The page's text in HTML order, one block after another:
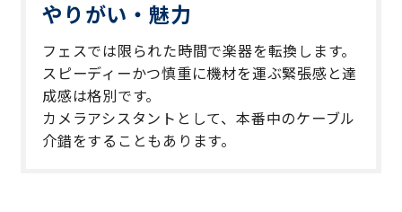
やりがい・魅力
フェスでは限られた時間で楽器を転換します。
スピーディーかつ慎重に機材を運ぶ緊張感と達
成感は格別です。
カメラアシスタントとして、本番中のケーブル
介錯をすることもあります。